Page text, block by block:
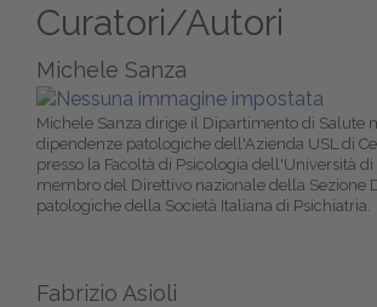
Curatori/Autori
Michele Sanza
Michele Sanza dirige il Dipartimento di Salute
dipendenze patologiche dell'Azienda USL di
presso la Facoltà di Psicologia dell'Università di
membro del Direttivo nazionale della Sezione
patologiche della Società Italiana di Psichiatria.
Fabrizio Asioli